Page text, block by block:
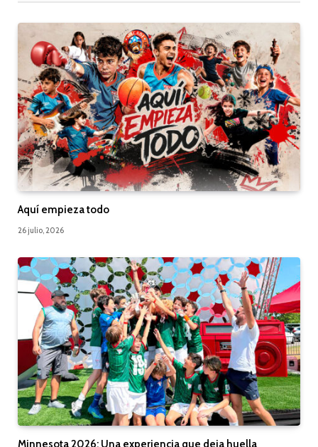
Aquí empieza todo
26 julio, 2026
Minnesota 2026: Una experiencia que deja huella